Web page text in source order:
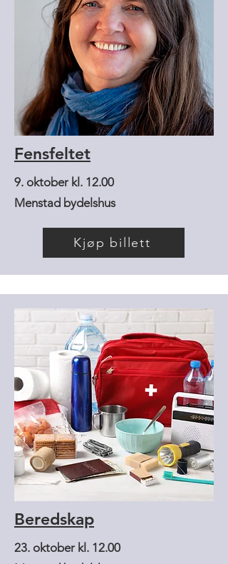
Fensfeltet
9. oktober kl. 12.00
Menstad bydelshus
Kjøp billett
Beredskap
23. oktober kl. 12.00